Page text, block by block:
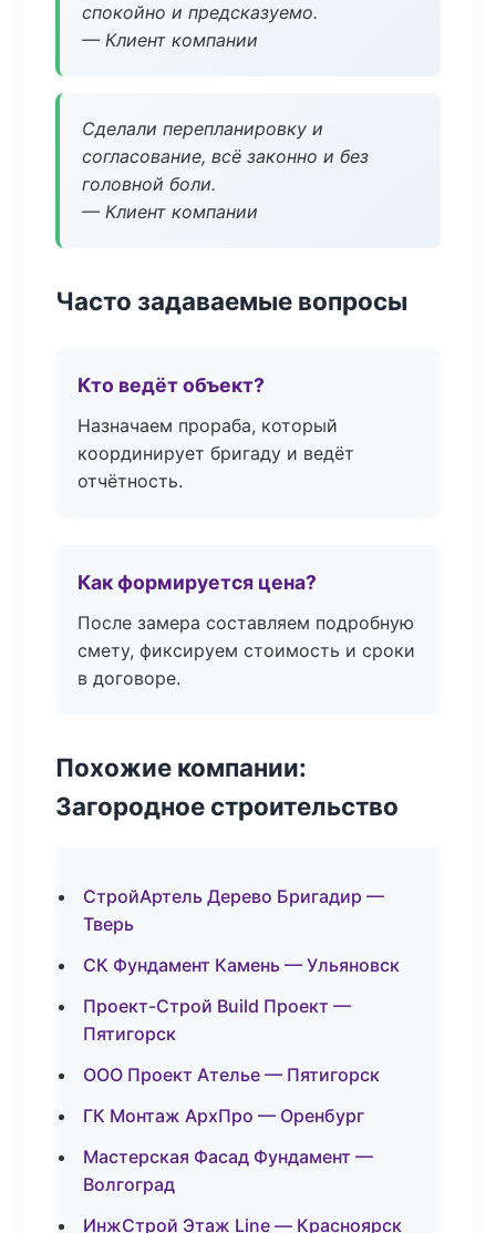
спокойно и предсказуемо.
— Клиент компании
Сделали перепланировку и
согласование, всё законно и без
головной боли.
— Клиент компании
Часто задаваемые вопросы
Кто ведёт объект?
Назначаем прораба, который
координирует бригаду и ведёт
отчётность.
Как формируется цена?
После замера составляем подробную
смету, фиксируем стоимость и сроки
в договоре.
Похожие компании:
Загородное строительство
СтройАртель Дерево Бригадир —
Тверь
СК Фундамент Камень — Ульяновск
Проект-Строй Build Проект —
Пятигорск
ООО Проект Ателье — Пятигорск
ГК Монтаж АрхПро — Оренбург
Мастерская Фасад Фундамент —
Волгоград
ИнжСтрой Этаж Line — Красноярск